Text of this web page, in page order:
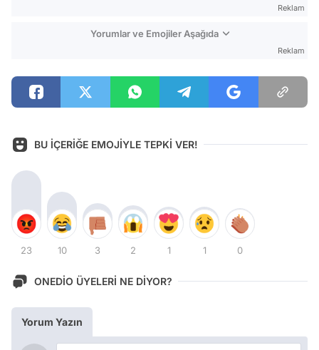
Reklam
Yorumlar ve Emojiler Aşağıda
Reklam
BU İÇERİĞE EMOJİYLE TEPKİ VER!
23 10 3 2 1 1 0
ONEDİO ÜYELERİ NE DİYOR?
Yorum Yazın